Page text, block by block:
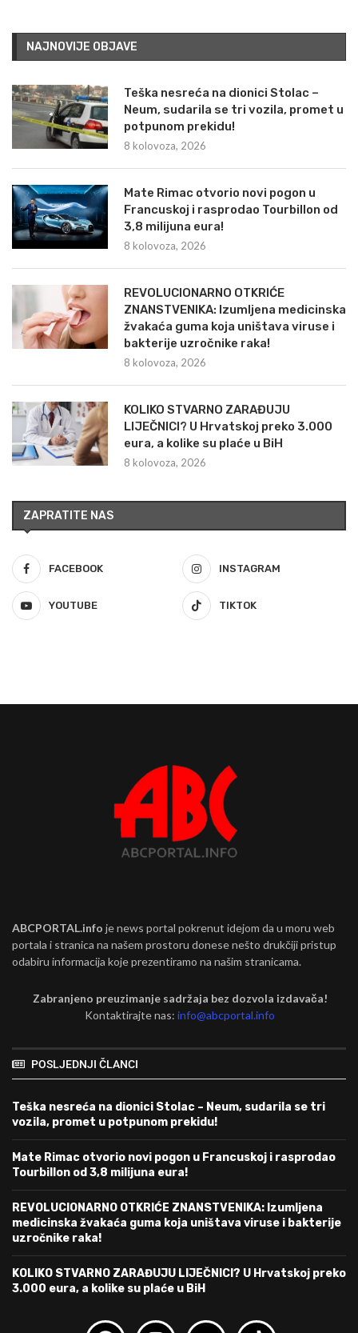
NAJNOVIJE OBJAVE
Teška nesreća na dionici Stolac –
Neum, sudarila se tri vozila, promet u
potpunom prekidu!
8 kolovoza, 2026
Mate Rimac otvorio novi pogon u
Francuskoj i rasprodao Tourbillon od
3,8 milijuna eura!
8 kolovoza, 2026
REVOLUCIONARNO OTKRIĆE
ZNANSTVENIKA: Izumljena medicinska
žvakaća guma koja uništava viruse i
bakterije uzročnike raka!
8 kolovoza, 2026
KOLIKO STVARNO ZARAĐUJU
LIJEČNICI? U Hrvatskoj preko 3.000
eura, a kolike su plaće u BiH
8 kolovoza, 2026
ZAPRATITE NAS
FACEBOOK INSTAGRAM
YOUTUBE TIKTOK
ABCPORTAL.info je news portal pokrenut idejom da u moru web
portala i stranica na našem prostoru donese nešto drukčiji pristup
odabiru informacija koje prezentiramo na našim stranicama.
Zabranjeno preuzimanje sadržaja bez dozvola izdavača!
Kontaktirajte nas:info@abcportal.info
POSLJEDNJI ČLANCI
Teška nesreća na dionici Stolac – Neum, sudarila se tri
vozila, promet u potpunom prekidu!
Mate Rimac otvorio novi pogon u Francuskoj i rasprodao
Tourbillon od 3,8 milijuna eura!
REVOLUCIONARNO OTKRIĆE ZNANSTVENIKA: Izumljena
medicinska žvakaća guma koja uništava viruse i bakterije
uzročnike raka!
KOLIKO STVARNO ZARAĐUJU LIJEČNICI? U Hrvatskoj preko
3.000 eura, a kolike su plaće u BiH